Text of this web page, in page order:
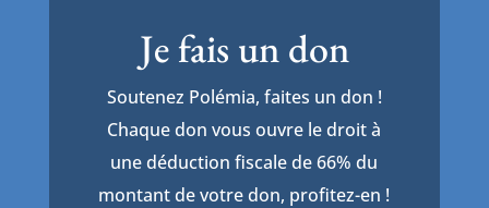
Je fais un don
Soutenez Polémia, faites un don !
Chaque don vous ouvre le droit à
une déduction fiscale de 66% du
montant de votre don, profitez-en !